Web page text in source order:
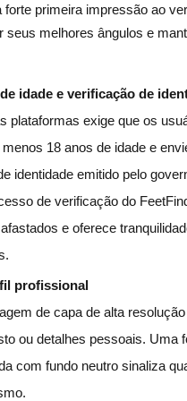
forte primeira impressão ao
seus melhores ângulos e
idade e verificação de
plataformas exige que os
18 anos de idade e
identidade emitido pelo
de verificação do
e oferece
profissional
de capa de alta
ou detalhes pessoais. Uma
com fundo neutro sinaliza